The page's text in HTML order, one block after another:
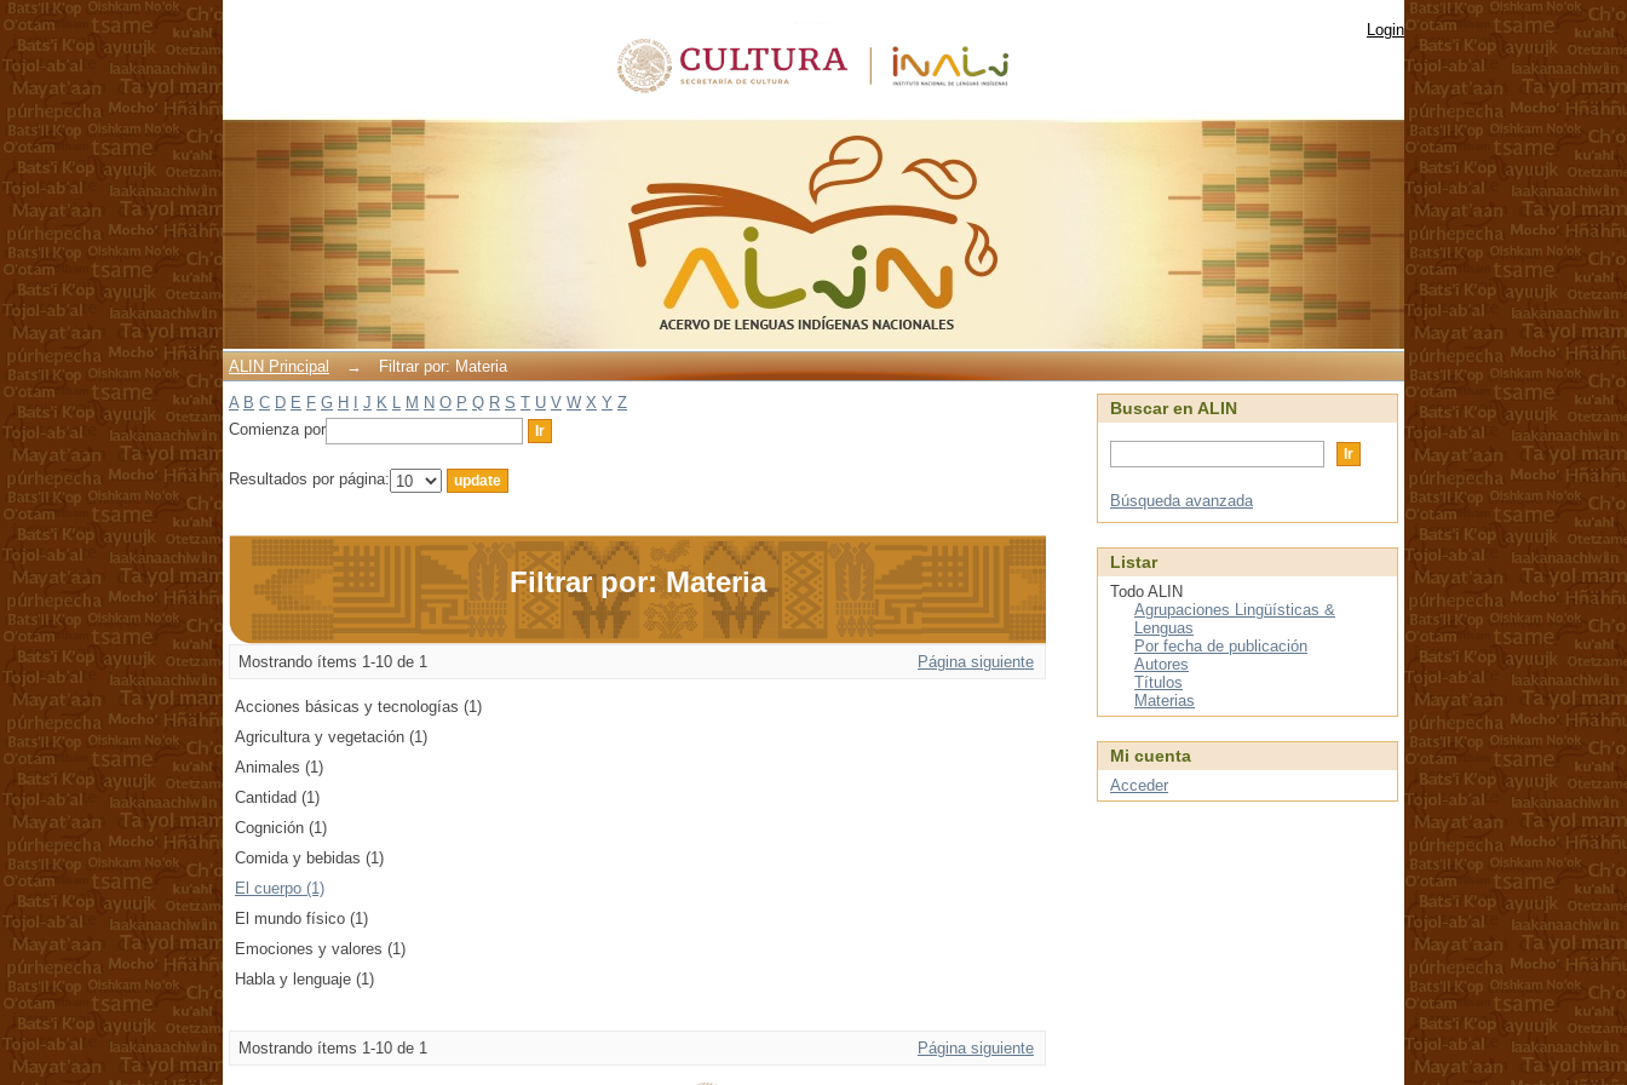
Login
ALIN Principal →
Filtrar por: Materia
A B C D E F G H J K L M N O P Q R S T U V W X Y Z
Comienza por
Resultados por página:
Filtrar por: Materia
Mostrando ítems 1-10 de 1 Página siguiente
Acciones básicas y tecnologías (1)
Agricultura y vegetación (1)
Animales (1)
Cantidad (1)
Cognición (1)
Comida y bebidas (1)
El cuerpo (1)
El mundo físico (1)
Emociones y valores (1)
Habla y lenguaje (1)
Mostrando ítems 1-10 de 1 Página siguiente
Buscar en ALIN
Búsqueda avanzada
Listar
Todo ALIN
Agrupaciones Lingüísticas &
Lenguas
Por fecha de publicación
Autores
Títulos
Materias
Mi cuenta
Acceder